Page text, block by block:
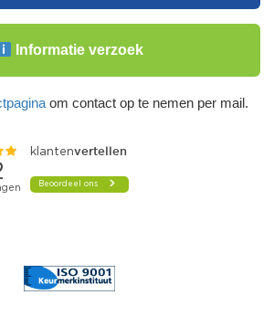
Informatie verzoek
om contact op te nemen per mail.